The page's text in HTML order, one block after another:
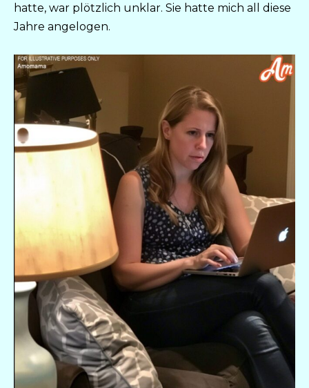
hatte, war plötzlich unklar. Sie hatte mich all diese
Jahre angelogen.